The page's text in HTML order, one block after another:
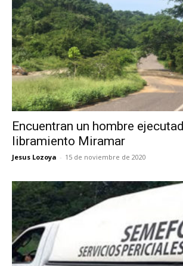
Encuentran un hombre
libramiento Miramar
Jesus Lozoya - 15 de noviembre de 2020